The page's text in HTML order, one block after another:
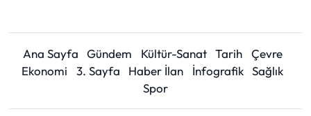
Ana Sayfa Gündem Kültür-Sanat Tarih
Çevre
Ekonomi
3. Sayfa Haber İlan İnfografik Sağlık
Spor